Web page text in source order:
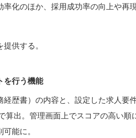
率化のほか、採用成功率の向上や再
供する。
を行う機能
経歴書）の内容と、設定した求人要
算出。管理画面上でスコアの高い順
能に。